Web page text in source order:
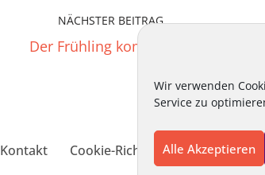
Wir verwenden
Service zu
Alle Akzeptieren
NÄCHSTER BEITRAG
Der Frühling kommt
Kontakt Cookie-Richtlinie